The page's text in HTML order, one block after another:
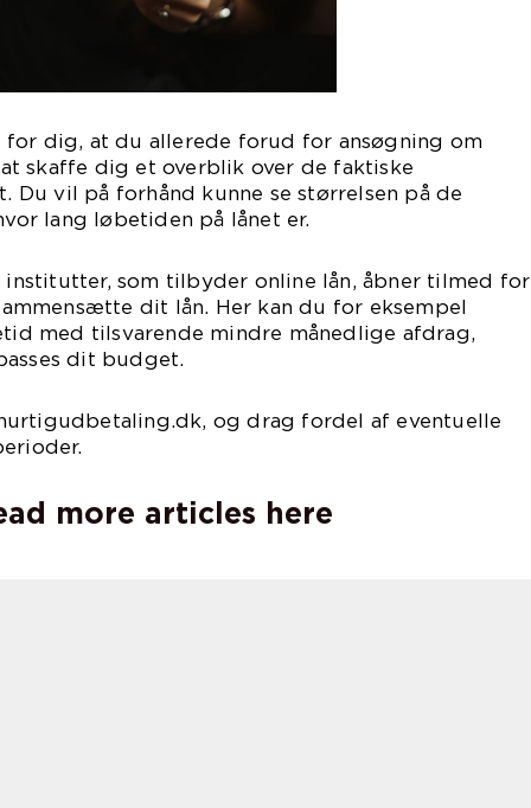
dig, at du allerede forud for ansøgning om
skaffe dig et overblik over de faktiske
Du vil på forhånd kunne se størrelsen på de
lang løbetiden på lånet er.
institutter, som tilbyder online lån, åbner tilmed for
dit lån. Her kan du for eksempel
med tilsvarende mindre månedlige afdrag,
dit budget.
og drag fordel af eventuelle
more articles here